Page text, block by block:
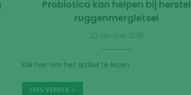
Probiotica kan helpen bij herstel
ruggenmergletsel
20 oktober 2016
Klik hier om het artikel te lezen
LEES VERDER